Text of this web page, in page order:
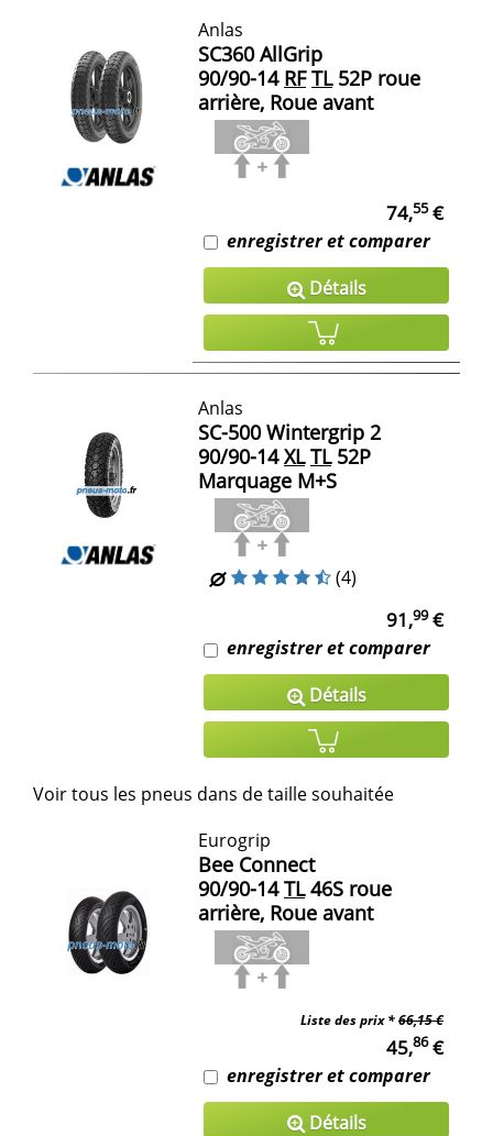
Anlas
SC360 AllGrip
90/90-14 RF TL52P roue
arrière, Roue avant
74,55€
enregistrer et comparer
Détails
Anlas
SC-500 Wintergrip 2
90/90-14 XL TL52P
Marquage M+S
(4)
91,99€
enregistrer et comparer
Détails
Voir tous les pneus dans de taille souhaitée
Eurogrip
Bee Connect
90/90-14 TL46S roue
arrière, Roue avant
Liste des prix *66,15 €
45,86€
enregistrer et comparer
Détails